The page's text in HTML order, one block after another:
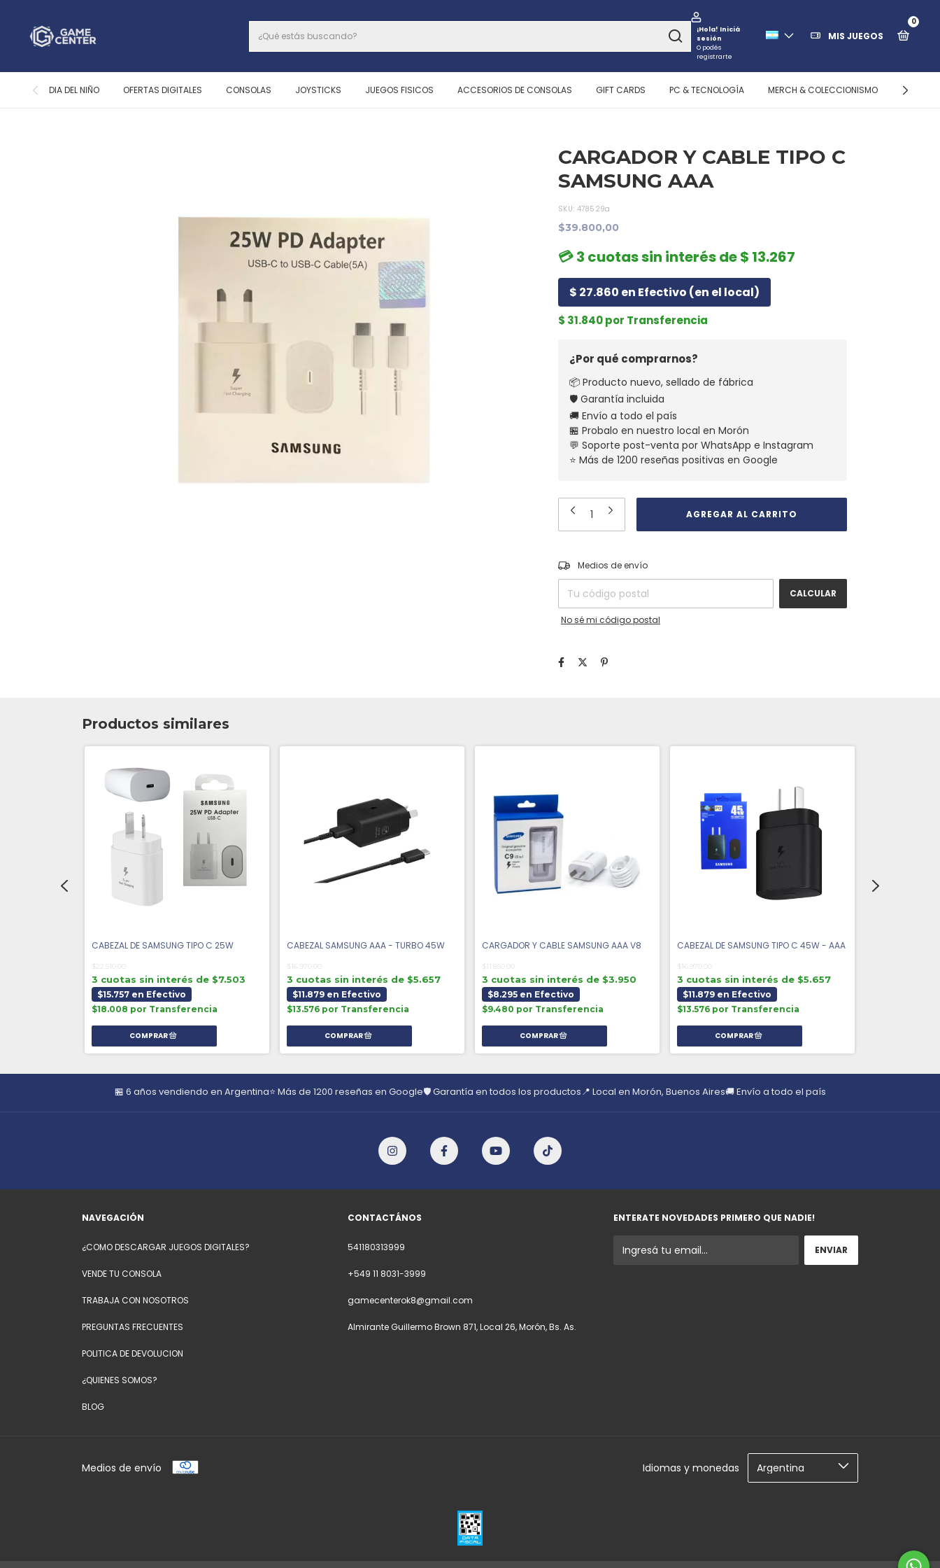
¡Hola! Iniciá
sesión
O podés
registrarte
MIS JUEGOS
0
DIA DEL NIÑO OFERTAS DIGITALES CONSOLAS JOYSTICKS JUEGOS FISICOS ACCESORIOS DE CONSOLAS GIFT CARDS PC & TECNOLOGÍA MERCH & COLECCIONISMO
CARGADOR Y CABLE TIPO C
SAMSUNG AAA
SKU: 478529a
$39.800,00
💳 3 cuotas sin interés de $ 13.267
$ 27.860 en Efectivo (en el local)
$ 31.840 por Transferencia
¿Por qué comprarnos?
📦 Producto nuevo, sellado de fábrica
🛡️ Garantía incluida
🚚 Envío a todo el país
🏪 Probalo en nuestro local en Morón
💬 Soporte post-venta por WhatsApp e Instagram
⭐ Más de 1200 reseñas positivas en Google
Entregas para el CP:
Medios de envío
CALCULAR
No sé mi código postal
Productos similares
CABEZAL DE SAMSUNG TIPO C 25W
$22.510,00
3 cuotas sin interés de $7.503
$15.757 en Efectivo
$18.008 por Transferencia
CABEZAL SAMSUNG AAA - TURBO 45W
$16.970,00
3 cuotas sin interés de $5.657
$11.879 en Efectivo
$13.576 por Transferencia
CARGADOR Y CABLE SAMSUNG AAA V8
$11.850,00
3 cuotas sin interés de $3.950
$8.295 en Efectivo
$9.480 por Transferencia
CABEZAL DE SAMSUNG TIPO C 45W - AAA
$16.970,00
3 cuotas sin interés de $5.657
$11.879 en Efectivo
$13.576 por Transferencia
🏪 6 años vendiendo en Argentina⭐ Más de 1200 reseñas en Google🛡️ Garantía en todos los productos📍 Local en Morón, Buenos Aires🚚 Envío a todo el país
NAVEGACIÓN
¿COMO DESCARGAR JUEGOS DIGITALES?
VENDE TU CONSOLA
TRABAJA CON NOSOTROS
PREGUNTAS FRECUENTES
POLITICA DE DEVOLUCION
¿QUIENES SOMOS?
BLOG
CONTACTÁNOS
541180313999
+549 11 8031-3999
gamecenterok8@gmail.com
Almirante Guillermo Brown 871, Local 26, Morón, Bs. As.
ENTERATE NOVEDADES PRIMERO QUE NADIE!
Medios de envío Idiomas y monedas